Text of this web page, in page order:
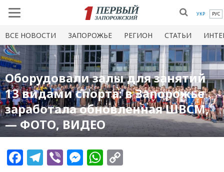
УКР РУС
ВСЕ НОВОСТИ ЗАПОРОЖЬЕ РЕГИОН СТАТЬИ
Оборудовали залы для занятий
13 видами спорта: в Запорожье
заработала обновленная ШВСМ,
— ФОТО, ВИДЕО
Facebook
Telegram
ViberMessenger
WhatsApp